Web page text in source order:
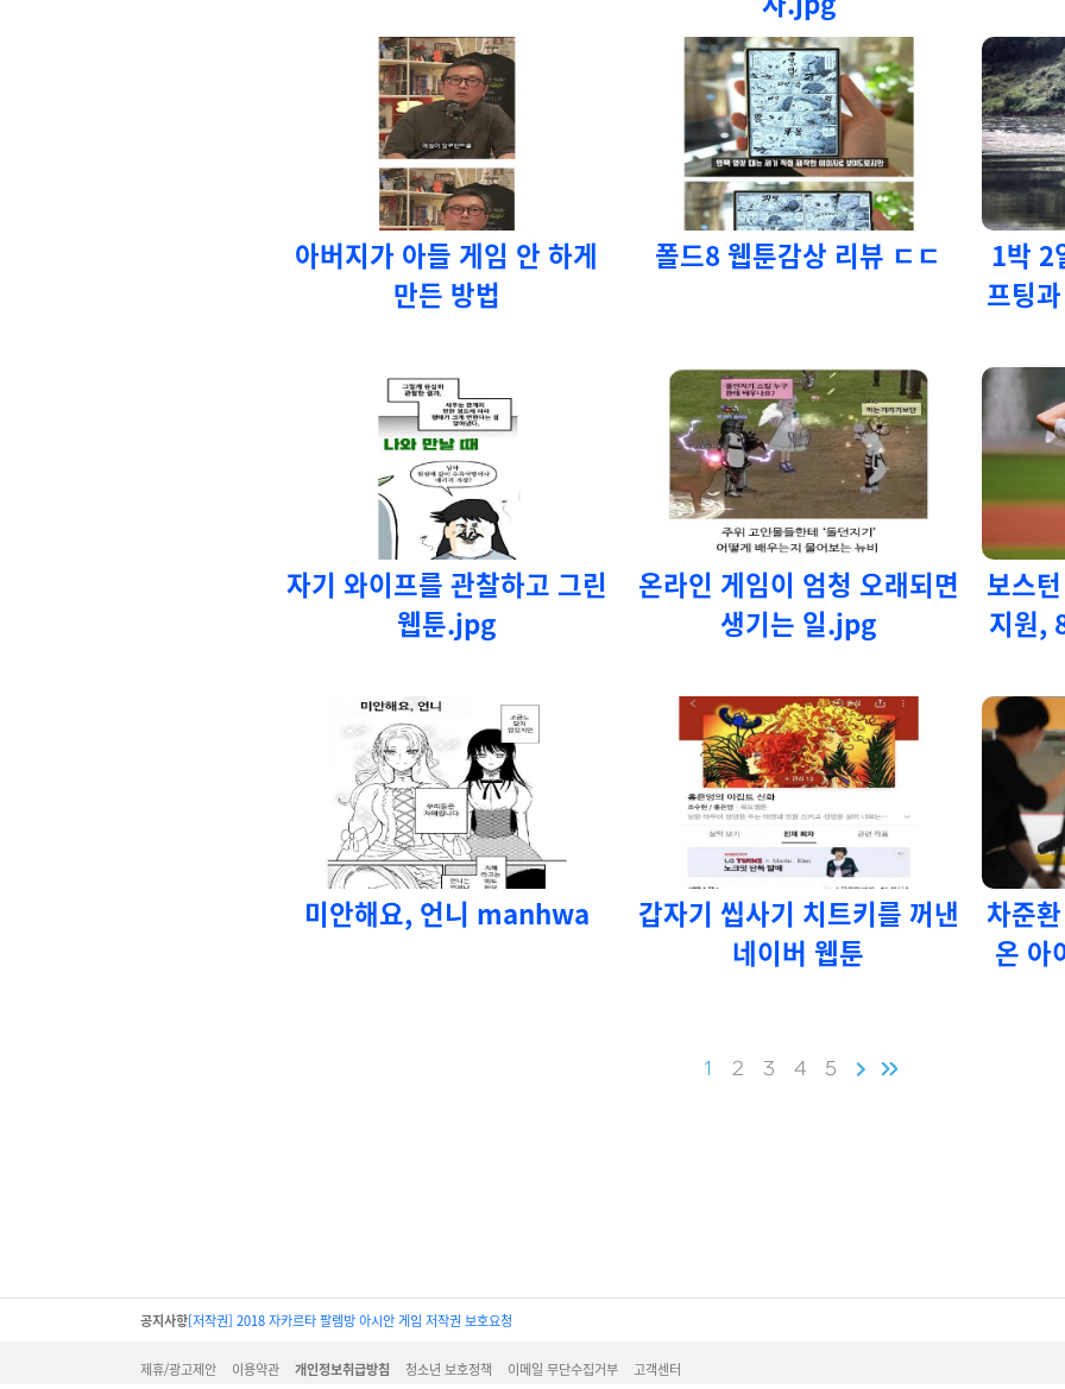
아버지가 아들 게임 안 하게
만든 방법
폴드8 웹툰감상 리뷰 ㄷㄷ
1박 2
프팅
자기 와이프를 관찰하고 그린
웹툰.jpg
온라인 게임이 엄청 오래되면
생기는 일.jpg
보스
지원,
미안해요, 언니 manhwa
갑자기 씹사기 치트키를 꺼낸
네이버 웹툰
차준
온 아
1 2 3 4 5
공지사항[저작권] 2018 자카르타 팔렘방 아시안 게임 저작권 보호요청
제휴/광고제안 이용약관 개인정보취급방침 청소년 보호정책 이메일 무단수집거부 고객센터